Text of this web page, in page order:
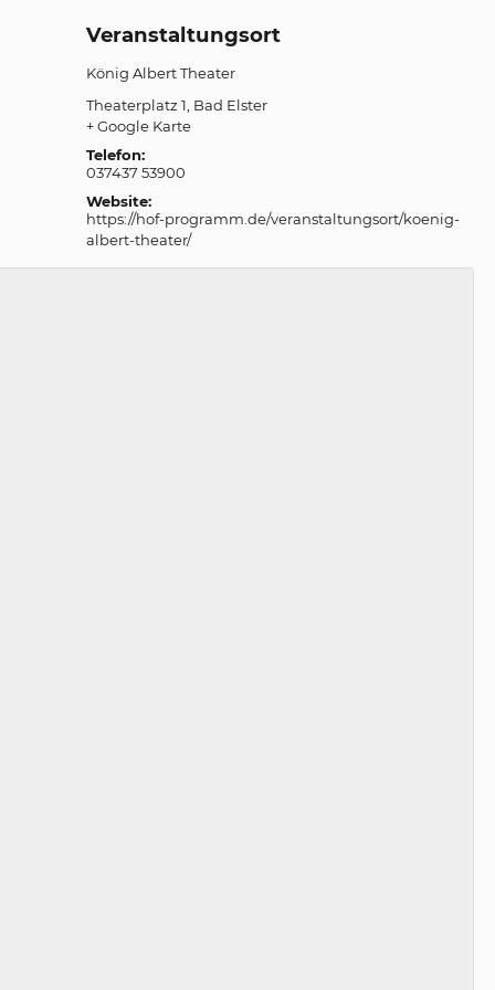
Veranstaltungsort
König Albert Theater
Theaterplatz 1 Bad Elster
+ Google Karte
Telefon:
037437 53900
Website:
https://hof-programm.de/veranstaltungsort/koenig-
albert-theater/